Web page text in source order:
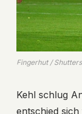
Fingerhut /
Kehl schlug
entschied